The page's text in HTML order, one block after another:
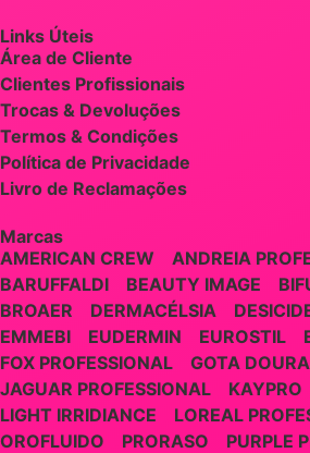
Links Úteis
Área de Cliente
Clientes Profissionais
Trocas & Devoluções
Termos & Condições
Política de Privacidade
Livro de Reclamações
Marcas
AMERICAN CREW
ANDREIA
BARUFFALDI
BEAUTY IMAGE
BROAER
DERMACÉLSIA
EMMEBI
EUDERMIN EUROSTIL
FOX PROFESSIONAL
GOTA
JAGUAR PROFESSIONAL
KAYPRO
LIGHT IRRIDIANCE
LOREAL
OROFLUIDO
PRORASO
PURPLE